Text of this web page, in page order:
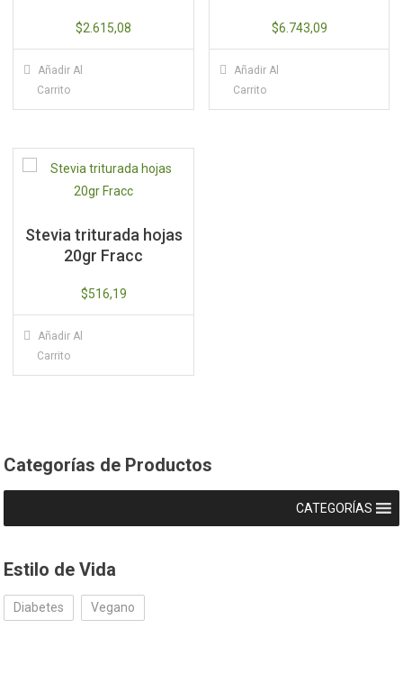
$2.615,08
Añadir Al
Carrito
$6.743,09
Añadir Al
Carrito
Stevia triturada hojas
20gr Fracc
$516,19
Añadir Al
Carrito
Categorías de Productos
CATEGORÍAS
Estilo de Vida
Diabetes Vegano